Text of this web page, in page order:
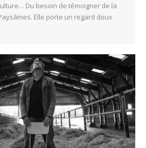
Du besoin de témoigner de la
Elle porte un regard doux